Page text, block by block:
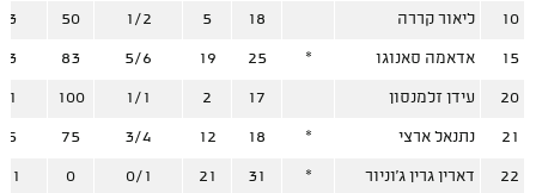
10 ליאור קררה 18
5
1/2
50
3
15 אדאמה סאנוגו *
25
19
5/6
83
3
20 עידן זלמנסון 17
2
1/1
100
1
21 נתנאל ארצי *
18
12
3/4
75
5
22 דארין גרין ג'וניור *
31
21
0/1
0